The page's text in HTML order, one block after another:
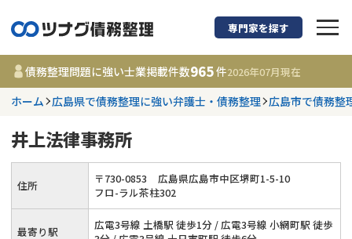
債務整理に強い弁
都道府県を選択
更新日 :2026年07月31日
相談内容で探す
専門家を探す
債務整理問題に強い士業掲載件数965件2026年07月現在
ホーム 広島県で債務整理に強い弁護士・債務整理 広島市で債務整
井上法律事務所
住所 〒730-0853
広島県広島市中区堺町1-5-10
フロ-ラル茶柱302
最寄り駅
広電3号線 土橋駅 徒歩1分 / 広電3号線 小網町駅 徒歩